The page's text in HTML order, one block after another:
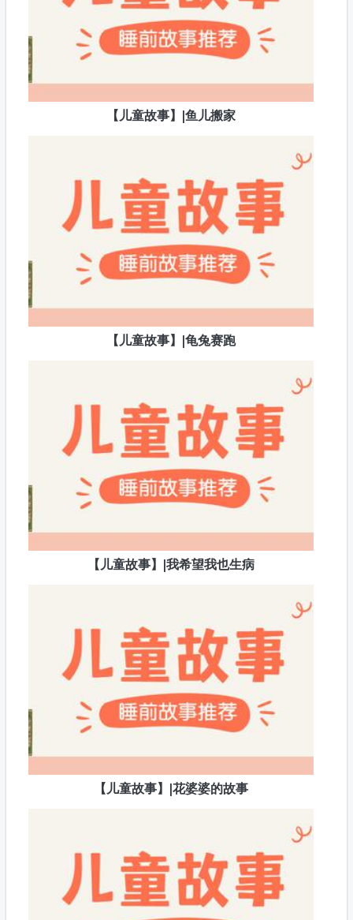
【儿童故事】|鱼儿搬家
【儿童故事】|龟兔赛跑
【儿童故事】|我希望我也生病
【儿童故事】|花婆婆的故事